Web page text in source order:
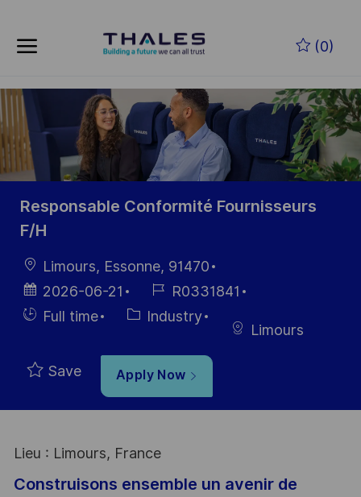
(0)
-
Responsable Conformité Fournisseurs
F/H
LocationLimours, Essonne, 91470
Posted
Date
2026-06-21
Job
Id
R0331841
HiringFull time Category
Industry
Limours
Save Apply Now
Lieu : Limours, France
Construisons ensemble un avenir de